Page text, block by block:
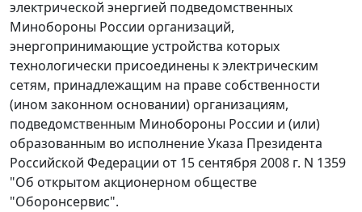
электрической энергией подведомственных
Минобороны России организаций,
энергопринимающие устройства которых
технологически присоединены к электрическим
сетям, принадлежащим на праве собственности
(ином законном основании) организациям,
подведомственным Минобороны России и (или)
образованным во исполнение Указа Президента
Российской Федерации от 15 сентября 2008 г. N 1359
"Об открытом акционерном обществе
"Оборонсервис".